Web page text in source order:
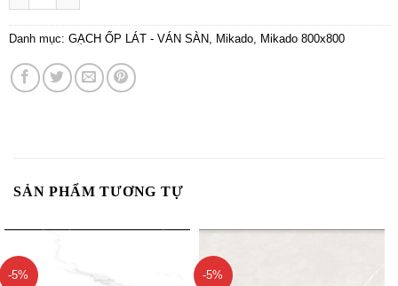
Danh mục: GẠCH ỐP LÁT - VÁN SÀN Mikado Mikado 800x800
SẢN PHẨM TƯƠNG TỰ
-5% -5%